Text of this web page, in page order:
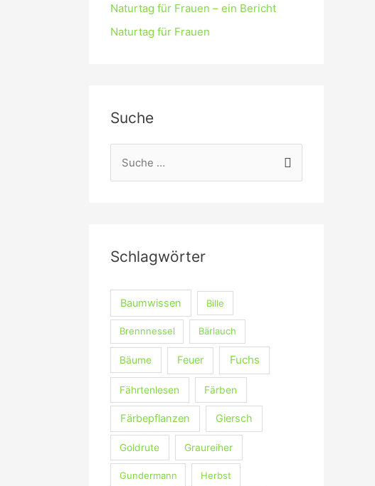
Naturtag für Frauen – ein Bericht
Naturtag für Frauen
Suche
n
c
h
Schlagwörter
Baumwissen Bille
Brennnessel Bärlauch
Bäume Feuer Fuchs
Fährtenlesen Färben
Färbepflanzen Giersch
Goldrute Graureiher
Gundermann Herbst